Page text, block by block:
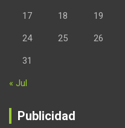
17 18 19
24 25 26
31
« Jul
Publicidad